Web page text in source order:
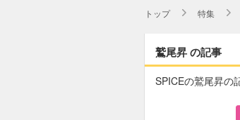
トップ 特集
鷲尾昇 の記事
SPICEの鷲尾昇の